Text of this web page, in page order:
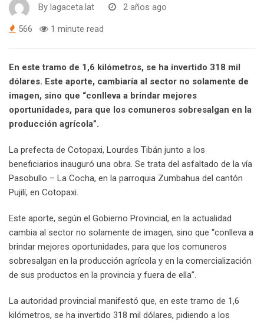
By lagaceta.lat 2 años ago
566 1 minute read
En este tramo de 1,6 kilómetros, se ha invertido 318 mil
dólares. Este aporte, cambiaría al sector no solamente de
imagen, sino que “conlleva a brindar mejores
oportunidades, para que los comuneros sobresalgan en la
producción agrícola”.
La prefecta de Cotopaxi, Lourdes Tibán junto a los
beneficiarios inauguró una obra. Se trata del asfaltado de la vía
Pasobullo – La Cocha, en la parroquia Zumbahua del cantón
Pujilí, en Cotopaxi.
Este aporte, según el Gobierno Provincial, en la actualidad
cambia al sector no solamente de imagen, sino que “conlleva a
brindar mejores oportunidades, para que los comuneros
sobresalgan en la producción agrícola y en la comercialización
de sus productos en la provincia y fuera de ella”.
La autoridad provincial manifestó que, en este tramo de 1,6
kilómetros, se ha invertido 318 mil dólares, pidiendo a los